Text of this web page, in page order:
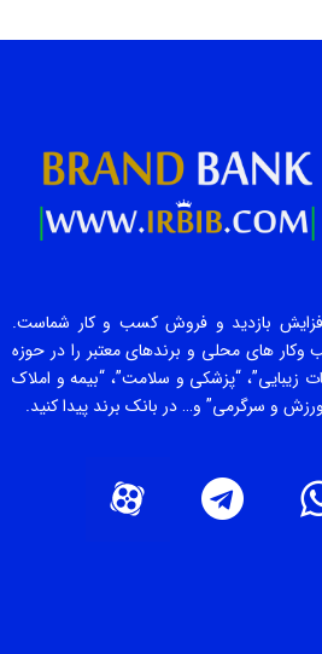
بازدید و فروش کسب و کار شماست.
های محلی و برندهای معتبر را در حوزه
زیبایی”، “پزشکی و سلامت”، “بیمه و املاک
و سرگرمی” و… در بانک برند پیدا کنید.